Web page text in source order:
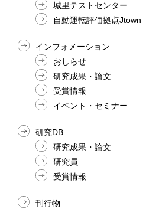
城里テストセンター
自動運転評価拠点Jtown
インフォメーション
おしらせ
研究成果・論文
受賞情報
イベント・セミナー
研究DB
研究成果・論文
研究員
受賞情報
刊行物